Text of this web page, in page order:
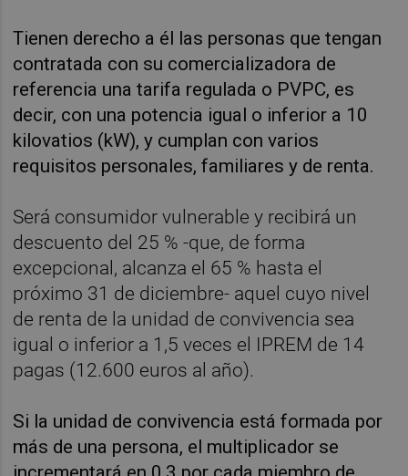
Tienen derecho a él las personas que tengan
contratada con su comercializadora de
referencia una tarifa regulada o PVPC, es
decir, con una potencia igual o inferior a 10
kilovatios (kW), y cumplan con varios
requisitos personales, familiares y de renta.
Será consumidor vulnerable y recibirá un
descuento del 25 % -que, de forma
excepcional, alcanza el 65 % hasta el
próximo 31 de diciembre- aquel cuyo nivel
de renta de la unidad de convivencia sea
igual o inferior a 1,5 veces el IPREM de 14
pagas (12.600 euros al año).
Si la unidad de convivencia está formada por
más de una persona, el multiplicador se